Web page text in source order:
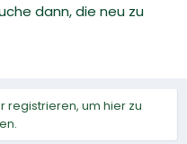
dann, die neu zu
registrieren, um hier zu